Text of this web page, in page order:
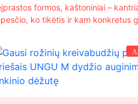
formos, kaštoniniai –
ko tikėtis ir kam konkretus